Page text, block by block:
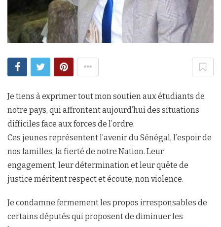
Je tiens à exprimer tout mon soutien aux étudiants de
notre pays, qui affrontent aujourd’hui des situations
difficiles face aux forces de l’ordre.
Ces jeunes représentent l’avenir du Sénégal, l’espoir de
nos familles, la fierté de notre Nation. Leur
engagement, leur détermination et leur quête de
justice méritent respect et écoute, non violence.
Je condamne fermement les propos irresponsables de
certains députés qui proposent de diminuer les